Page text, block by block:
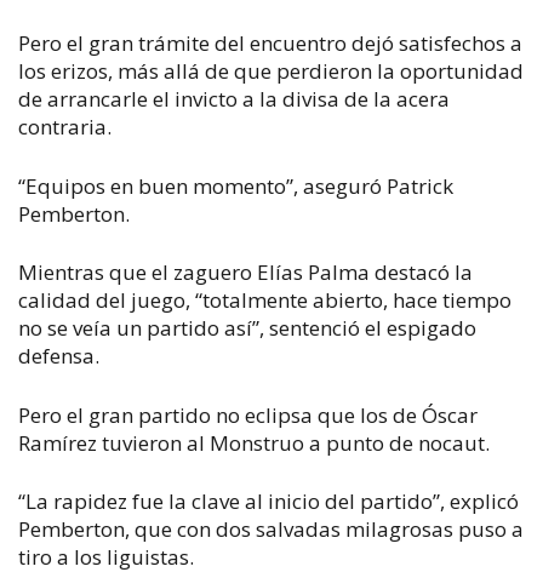
Pero el gran trámite del encuentro dejó satisfechos a
los erizos, más allá de que perdieron la oportunidad
de arrancarle el invicto a la divisa de la acera
contraria.
“Equipos en buen momento”, aseguró Patrick
Pemberton.
Mientras que el zaguero Elías Palma destacó la
calidad del juego, “totalmente abierto, hace tiempo
no se veía un partido así”, sentenció el espigado
defensa.
Pero el gran partido no eclipsa que los de Óscar
Ramírez tuvieron al Monstruo a punto de nocaut.
“La rapidez fue la clave al inicio del partido”, explicó
Pemberton, que con dos salvadas milagrosas puso a
tiro a los liguistas.